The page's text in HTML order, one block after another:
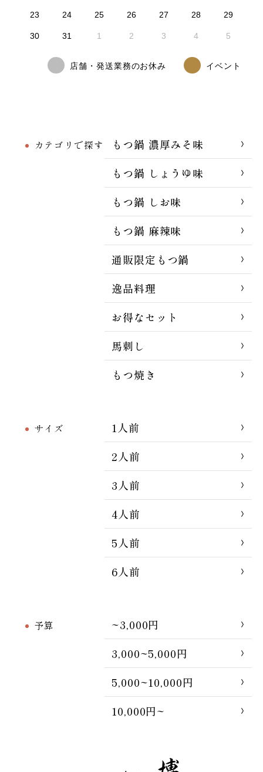
カテゴリで探す
もつ鍋 濃厚みそ味
もつ鍋 しょうゆ味
もつ鍋 しお味
もつ鍋 麻辣味
通販限定もつ鍋
逸品料理
お得なセット
馬刺し
もつ焼き
サイズ
1人前
2人前
3人前
4人前
5人前
6人前
予算
~3,000円
3,000~5,000円
5,000~10,000円
10,000円~
23 24 25 26 27 28 29
30 31 1 2 3 4 5
店舗・発送業務のお休み イベント